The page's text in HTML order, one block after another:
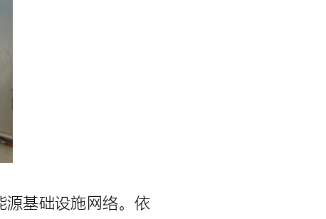
源基础设施网络。依